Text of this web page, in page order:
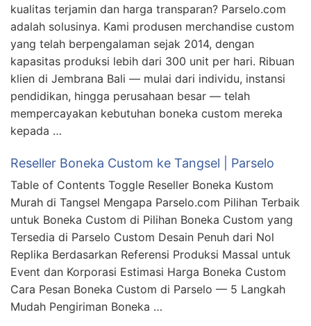
kualitas terjamin dan harga transparan? Parselo.com
adalah solusinya. Kami produsen merchandise custom
yang telah berpengalaman sejak 2014, dengan
kapasitas produksi lebih dari 300 unit per hari. Ribuan
klien di Jembrana Bali — mulai dari individu, instansi
pendidikan, hingga perusahaan besar — telah
mempercayakan kebutuhan boneka custom mereka
kepada …
Reseller Boneka Custom ke Tangsel | Parselo
Table of Contents Toggle Reseller Boneka Kustom
Murah di Tangsel Mengapa Parselo.com Pilihan Terbaik
untuk Boneka Custom di Pilihan Boneka Custom yang
Tersedia di Parselo Custom Desain Penuh dari Nol
Replika Berdasarkan Referensi Produksi Massal untuk
Event dan Korporasi Estimasi Harga Boneka Custom
Cara Pesan Boneka Custom di Parselo — 5 Langkah
Mudah Pengiriman Boneka …